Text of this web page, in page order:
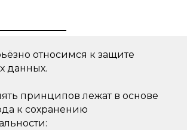
относимся к защите
данных.
принципов лежат в основе
к сохранению